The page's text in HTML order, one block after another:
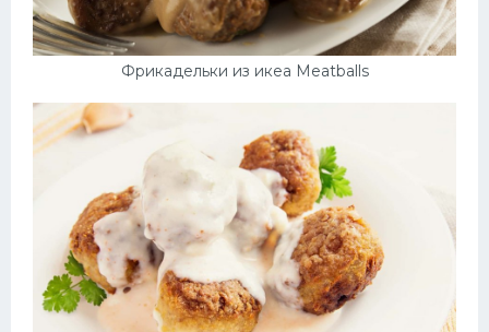
Фрикадельки из икеа Meatballs